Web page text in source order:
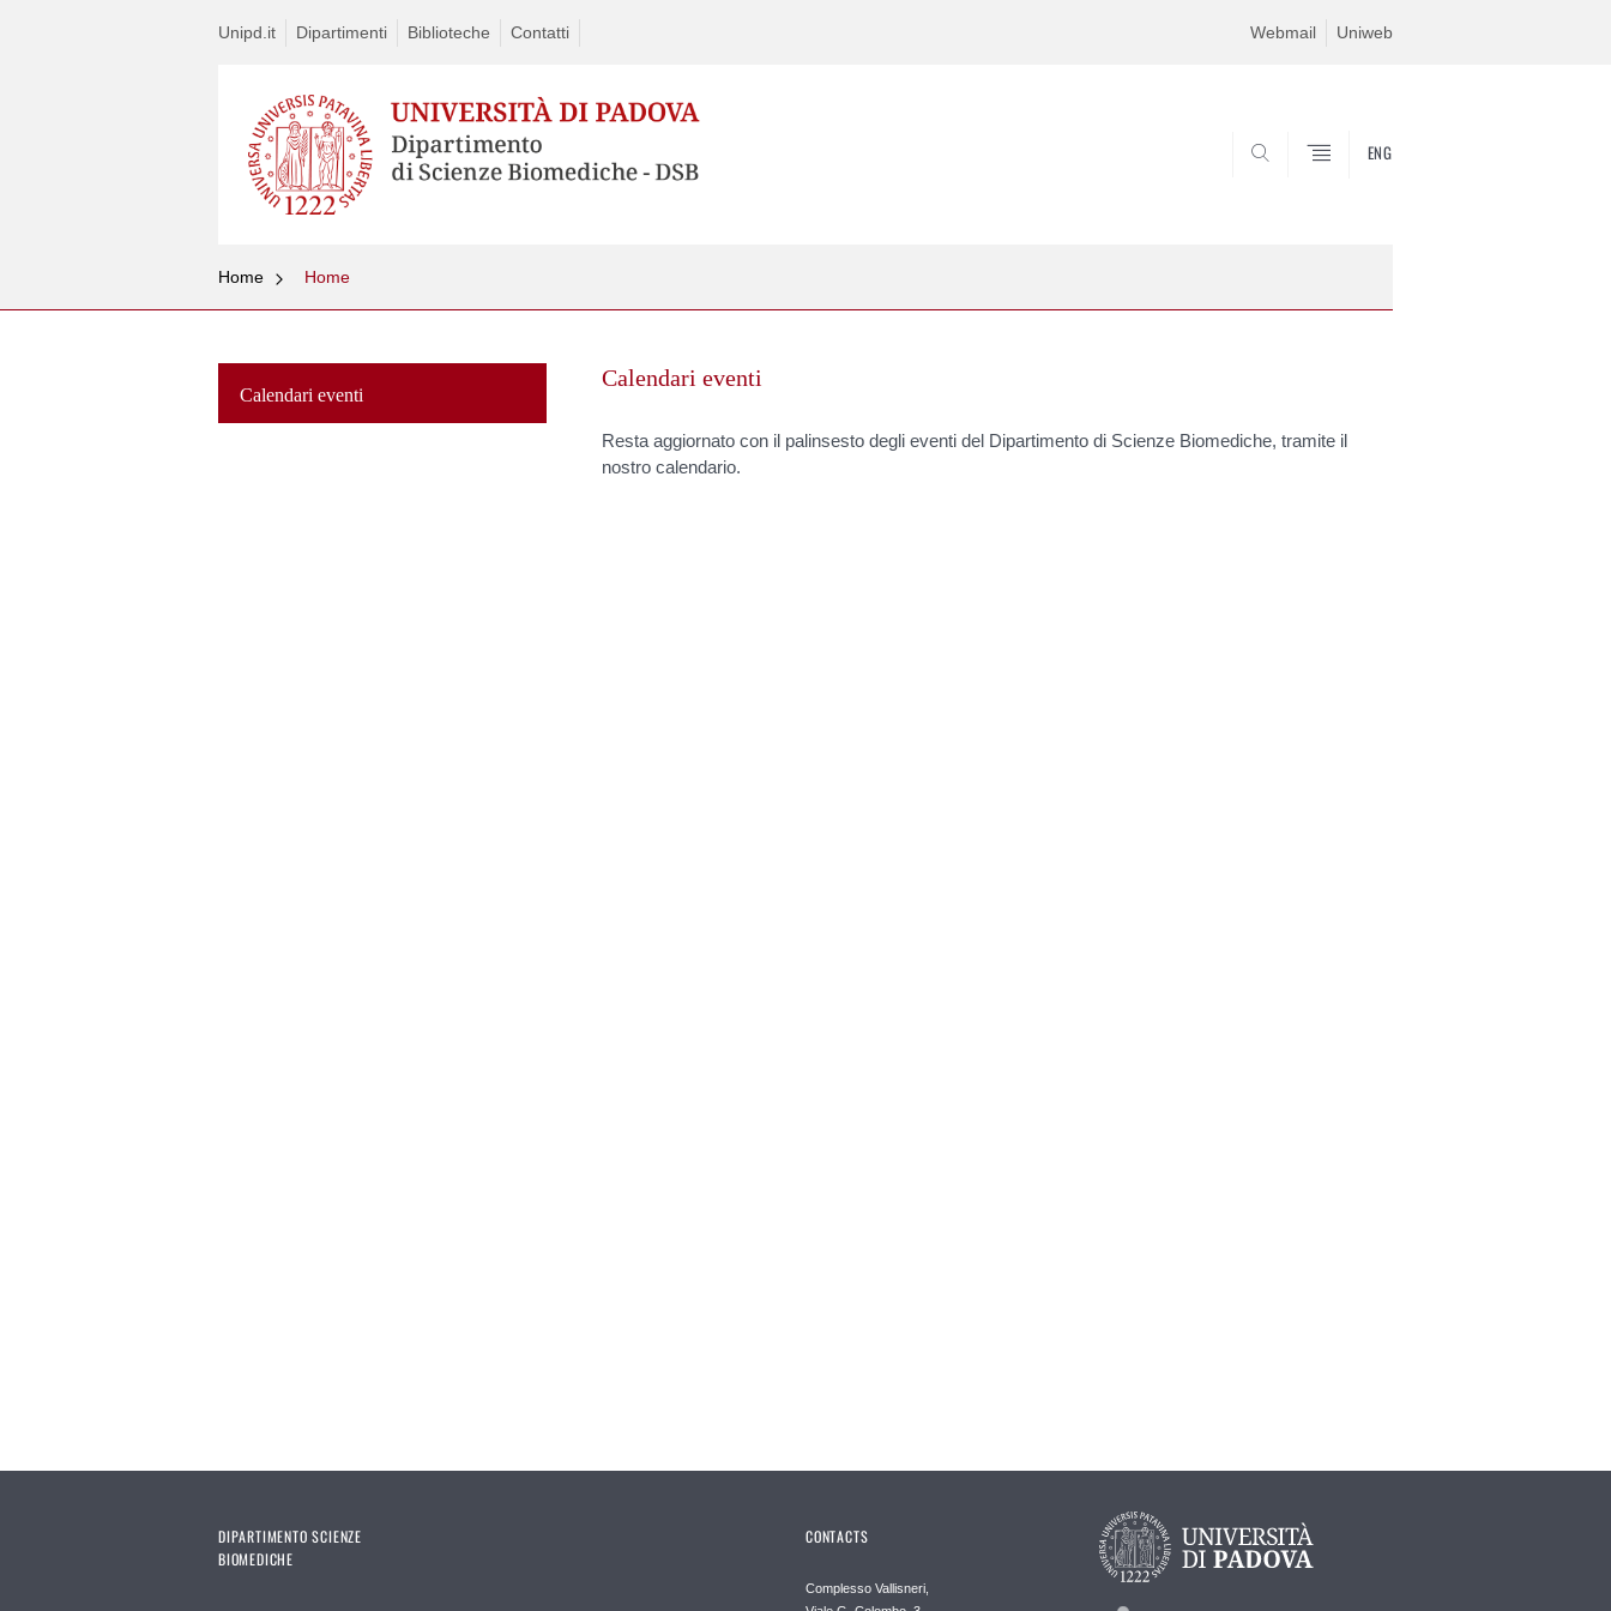
Unipd.it Dipartimenti Biblioteche Contatti Webmail Uniweb
ENG
Home Home
Calendari eventi
to
Calendari eventi
Resta aggiornato con il palinsesto degli eventi del Dipartimento di Scienze Biomediche, tramite il
nostro calendario.
DIPARTIMENTO SCIENZE
BIOMEDICHE
CONTACTS
Complesso Vallisneri,